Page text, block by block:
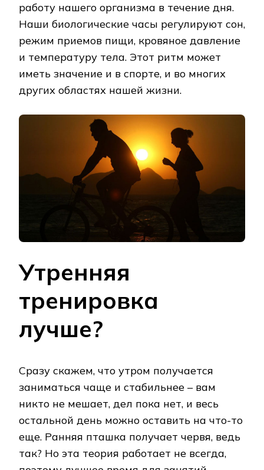
работу нашего организма в течение дня.
Наши биологические часы регулируют сон,
режим приемов пищи, кровяное давление
и температуру тела. Этот ритм может
иметь значение и в спорте, и во многих
других областях нашей жизни.
Утренняя
тренировка
лучше?
Сразу скажем, что утром получается
заниматься чаще и стабильнее – вам
никто не мешает, дел пока нет, и весь
остальной день можно оставить на что-то
еще. Ранняя пташка получает червя, ведь
так? Но эта теория работает не всегда,